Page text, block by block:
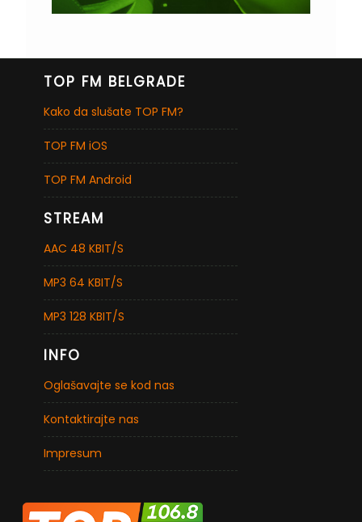
TOP FM BELGRADE
Kako da slušate TOP FM?
TOP FM iOS
TOP FM Android
STREAM
AAC 48 KBIT/S
MP3 64 KBIT/S
MP3 128 KBIT/S
INFO
Oglašavajte se kod nas
Kontaktirajte nas
Impresum